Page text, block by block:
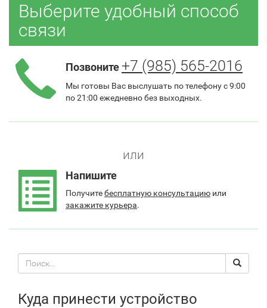
Выберите удобный способ
связи
Позвоните +7 (985) 565-2016
Мы готовы Вас выслушать по телефону с 9:00
по 21:00 ежедневно без выходных.
или
Напишите
Получитебесплатную консультацию или
закажите курьера.
Поиск
по
сайту
Search
Куда принести устройство